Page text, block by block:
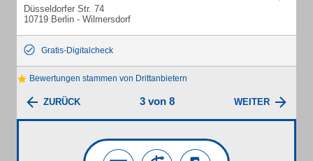
Düsseldorfer Str. 74
10719 Berlin - Wilmersdorf
Gratis-Digitalcheck
Bewertungen stammen von Drittanbietern
ZURÜCK 3 von 8 WEITER